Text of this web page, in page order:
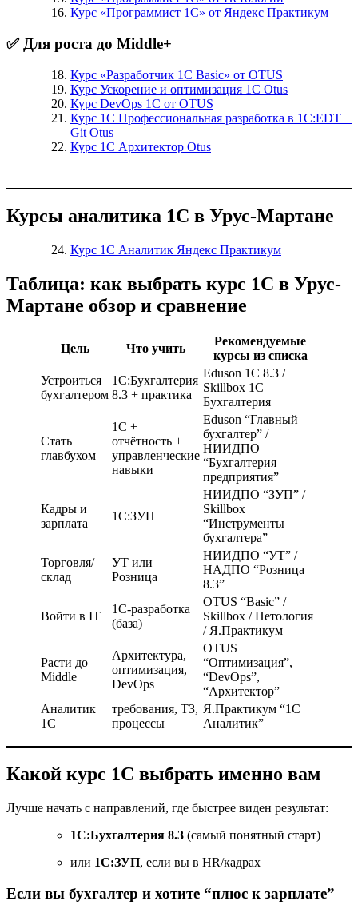
Курс «Программист 1С» от Яндекс Практикум
✅ Для роста до Middle+
Курс «Разработчик 1С Basic» от OTUS
Курс Ускорение и оптимизация 1С Otus
Курс DevOps 1С от OTUS
Курс 1С Профессиональная разработка в 1С:EDT +
Git Otus
Курс 1С Архитектор Otus
Курсы аналитика 1С в Урус-Мартане
Курс 1С Аналитик Яндекс Практикум
Таблица: как выбрать курс 1С в Урус-
Мартане обзор и сравнение
Цель Что учить
Рекомендуемые
курсы из списка
Устроиться
бухгалтером
1С:Бухгалтерия
8.3 + практика
Eduson 1С 8.3 /
Skillbox 1С
Бухгалтерия
Стать
главбухом
1С +
отчётность +
управленческие
навыки
Eduson “Главный
бухгалтер” /
НИИДПО
“Бухгалтерия
предприятия”
Кадры и
зарплата
1С:ЗУП
НИИДПО “ЗУП” /
Skillbox
“Инструменты
бухгалтера”
Торговля/
склад
УТ или
Розница
НИИДПО “УТ” /
НАДПО “Розница
8.3”
Войти в IT
1С-разработка
(база)
OTUS “Basic” /
Skillbox / Нетология
/ Я.Практикум
Расти до
Middle
Архитектура,
оптимизация,
DevOps
OTUS
“Оптимизация”,
“DevOps”,
“Архитектор”
Аналитик
1С
требования, ТЗ,
процессы
Я.Практикум “1С
Аналитик”
Какой курс 1С выбрать именно вам
Лучше начать с направлений, где быстрее виден результат:
1С:Бухгалтерия 8.3 (самый понятный старт)
или 1С:ЗУП, если вы в HR/кадрах
Если вы бухгалтер и хотите “плюс к зарплате”